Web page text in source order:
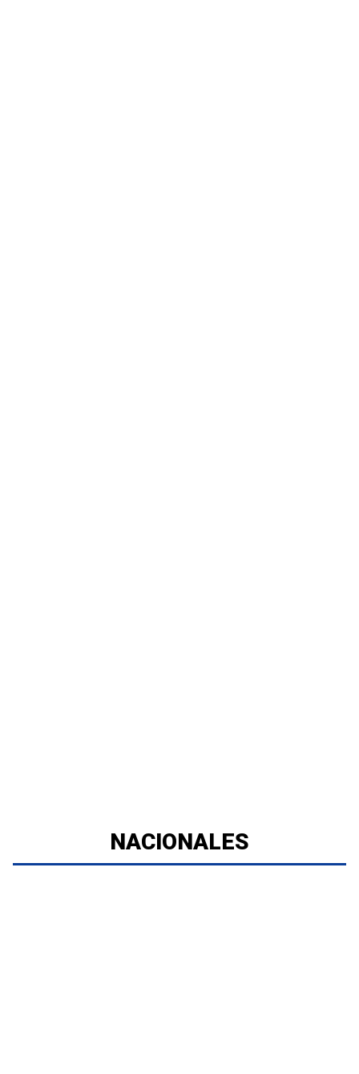
NACIONALES